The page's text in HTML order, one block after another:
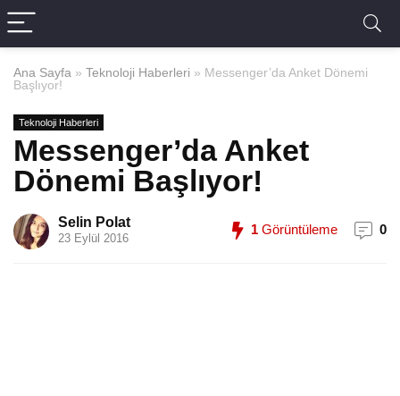
Ana Sayfa » Teknoloji Haberleri » Messenger’da Anket Dönemi
Başlıyor!
Teknoloji Haberleri
Messenger’da Anket
Dönemi Başlıyor!
Selin Polat
23 Eylül 2016
1 Görüntüleme 0